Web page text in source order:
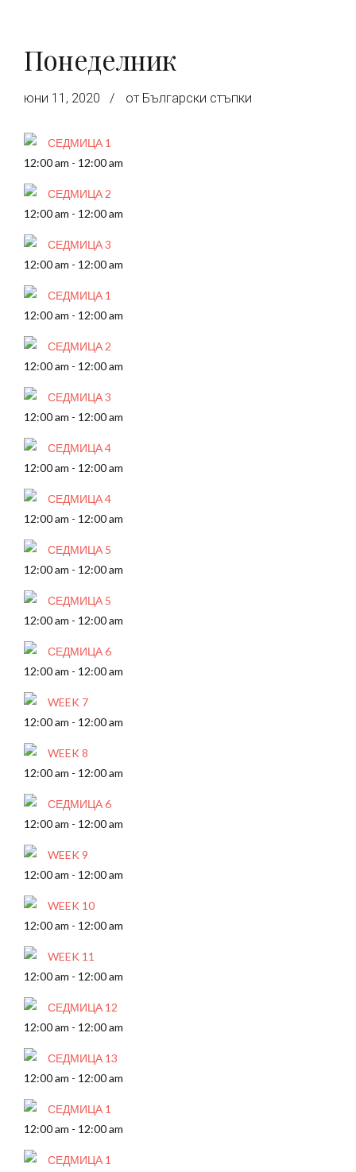
Понеделник
юни 11, 2020 от Български стъпки
СЕДМИЦА 1
12:00 am - 12:00 am
СЕДМИЦА 2
12:00 am - 12:00 am
СЕДМИЦА 3
12:00 am - 12:00 am
СЕДМИЦА 1
12:00 am - 12:00 am
СЕДМИЦА 2
12:00 am - 12:00 am
СЕДМИЦА 3
12:00 am - 12:00 am
СЕДМИЦА 4
12:00 am - 12:00 am
СЕДМИЦА 4
12:00 am - 12:00 am
СЕДМИЦА 5
12:00 am - 12:00 am
СЕДМИЦА 5
12:00 am - 12:00 am
СЕДМИЦА 6
12:00 am - 12:00 am
WEEK 7
12:00 am - 12:00 am
WEEK 8
12:00 am - 12:00 am
СЕДМИЦА 6
12:00 am - 12:00 am
WEEK 9
12:00 am - 12:00 am
WEEK 10
12:00 am - 12:00 am
WEEK 11
12:00 am - 12:00 am
СЕДМИЦА 12
12:00 am - 12:00 am
СЕДМИЦА 13
12:00 am - 12:00 am
СЕДМИЦА 1
12:00 am - 12:00 am
СЕДМИЦА 1